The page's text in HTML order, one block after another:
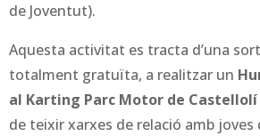
de Joventut).
Aquesta activitat es tracta d’una
totalment gratuïta, a realitzar un
al Karting Parc Motor de Castellolí
de teixir xarxes de relació amb